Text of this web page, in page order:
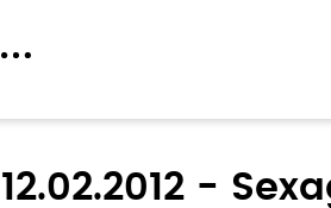
12.02.2012 -